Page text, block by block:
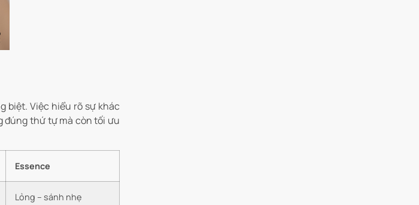
biệt. Việc hiểu rõ sự khác
đúng thứ tự mà còn tối ưu
Essence
Lỏng – sánh nhẹ